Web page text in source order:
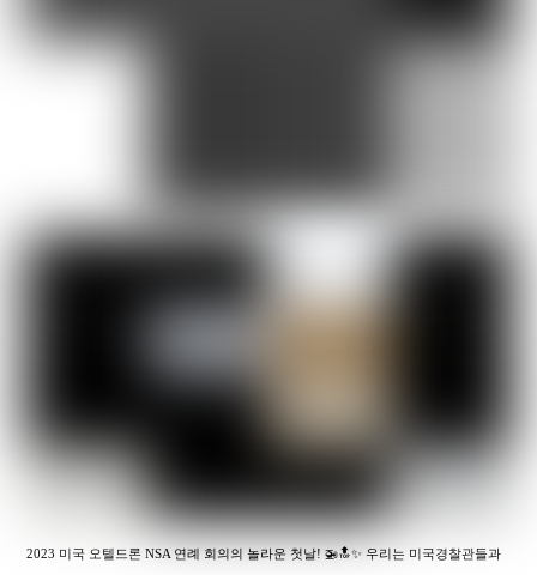
2023 미국 오텔드론 NSA 연례 회의의 놀라운 첫날! 🚁🔝✨ 우리는 미국경찰관들과